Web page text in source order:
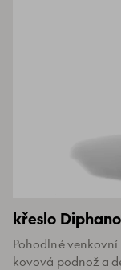
křeslo
Pohodlné
kovová podnož a